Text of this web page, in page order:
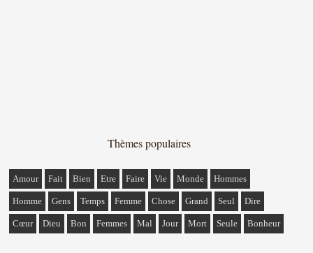
Thèmes populaires
Amour Fait Bien Etre Faire Vie Monde Hommes
Homme Gens Temps Femme Chose Grand Seul Dire
Cœur Dieu Bon Femmes Mal Jour Mort Seule Bonheur